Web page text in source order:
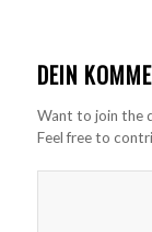
DEIN
Want to join the
Feel free to